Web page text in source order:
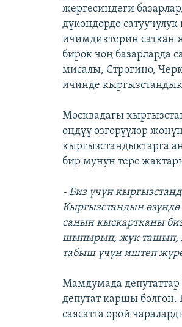
жергесиндеги
дүкөндөрдө
ичимдиктерин саткан
бирок чоң базарларда
мисалы, Строгино,
ичинде кыргызстандык
Москвадагы
өңдүү өзгөрүүлөр
кыргызстандыктарга
бир мунун терс
- Биз үчүн
Кыргызстандын
санын кыскартканы
шыпырып, жүк ташып,
табыш үчүн иштеп
Мамдумада
депутат каршы
саясатта орой